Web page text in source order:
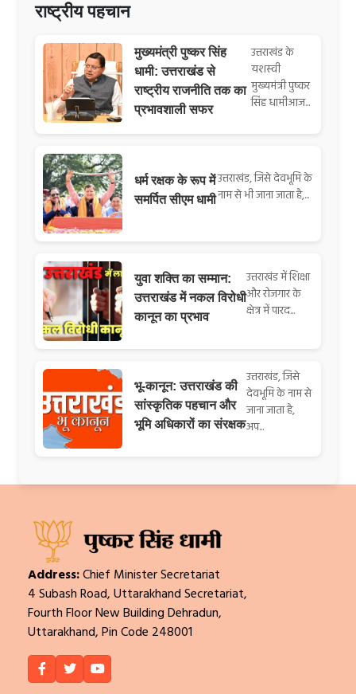
राष्ट्रीय पहचान
मुख्यमंत्री पुष्कर सिंह
धामी: उत्तराखंड से
राष्ट्रीय राजनीति तक का
प्रभावशाली सफर
उत्तराखंड के
यशस्वी
मुख्यमंत्री पुष्कर
सिंह धामीआज...
धर्म रक्षक के रूप में
समर्पित सीएम धामी
उत्तराखंड, जिसे देवभूमि के
नाम से भी जाना जाता है,...
युवा शक्ति का सम्मान:
उत्तराखंड में नकल विरोधी
कानून का प्रभाव
उत्तराखंड में शिक्षा
और रोजगार के
क्षेत्र में पारद...
भू-कानून: उत्तराखंड की
सांस्कृतिक पहचान और
भूमि अधिकारों का संरक्षक
उत्तराखंड, जिसे
देवभूमि के नाम से
जाना जाता है,
अप...
Address:Chief Minister Secretariat
4 Subash Road, Uttarakhand Secretariat,
Fourth Floor New Building Dehradun,
Uttarakhand, Pin Code 248001